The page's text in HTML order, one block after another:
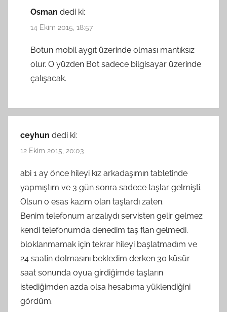
Osman dedi ki:
14 Ekim 2015, 18:57
Botun mobil aygıt üzerinde olması mantıksız
olur. O yüzden Bot sadece bilgisayar üzerinde
çalışacak.
ceyhun dedi ki:
12 Ekim 2015, 20:03
abi 1 ay önce hileyi kız arkadaşımın tabletinde
yapmıştım ve 3 gün sonra sadece taşlar gelmişti.
Olsun o esas kazım olan taşlardı zaten.
Benim telefonum arızalıydı servisten gelir gelmez
kendi telefonumda denedim taş flan gelmedi.
bloklanmamak için tekrar hileyi başlatmadım ve
24 saatin dolmasını bekledim derken 30 küsür
saat sonunda oyua girdiğimde taşların
istediğimden azda olsa hesabıma yüklendiğini
gördüm.